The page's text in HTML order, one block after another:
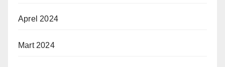
Aprel 2024
Mart 2024